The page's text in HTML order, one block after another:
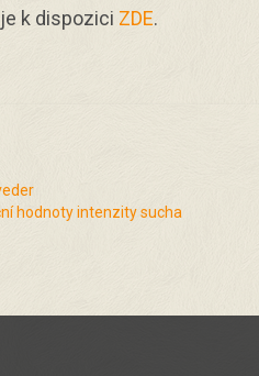
k dispozici ZDE.
hodnoty intenzity sucha